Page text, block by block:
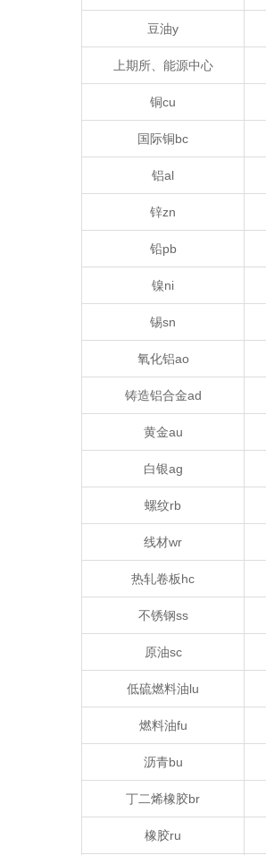
豆油y
上期所、能源中心
铜cu
国际铜bc
铝al
锌zn
铅pb
镍ni
锡sn
氧化铝ao
铸造铝合金ad
黄金au
白银ag
螺纹rb
线材wr
热轧卷板hc
不锈钢ss
原油sc
低硫燃料油lu
燃料油fu
沥青bu
丁二烯橡胶br
橡胶ru